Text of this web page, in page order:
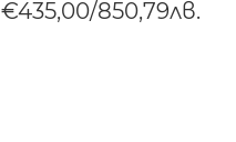
€435,00/850,79лв.